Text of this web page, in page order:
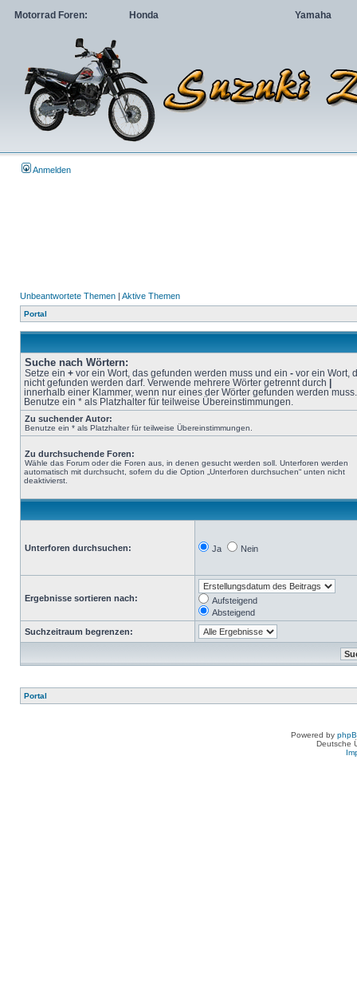
Motorrad Foren: Honda Yamaha
Anmelden
Unbeantwortete Themen | Aktive Themen
Portal
Suche nach Wörtern:
Setze ein + vor ein Wort, das gefunden werden muss und ein - vor ein Wort,
nicht gefunden werden darf. Verwende mehrere Wörter getrennt durch
innerhalb einer Klammer, wenn nur eines der Wörter gefunden werden muss.
Benutze ein * als Platzhalter für teilweise Übereinstimmungen.
Zu suchender Autor:
Benutze ein * als Platzhalter für teilweise Übereinstimmungen.
Zu durchsuchende Foren:
Wähle das Forum oder die Foren aus, in denen gesucht werden soll. Unterforen werden
automatisch mit durchsucht, sofern du die Option „Unterforen durchsuchen“ unten nicht
deaktivierst.
Unterforen durchsuchen: Ja Nein
Ergebnisse sortieren nach:
Aufsteigend
Absteigend
Suchzeitraum begrenzen:
Portal
Powered by
Deutsche